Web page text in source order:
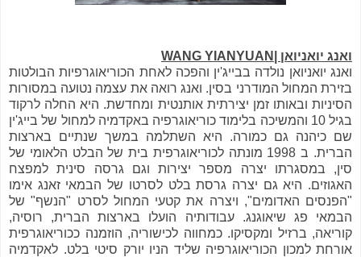
ואנג יואניואן |WANG YIANYUAN
ואנג יואניואן נולדה בבייג'ין והפכה לאחת הכוריאוגרפיות הבולטות
בזירת המחול המודרני בסין. ואנג רואה את עצמה נטועה במסורות
הסיניות ובאותו זמן יצירתית אותנטית ומחדשת. היא החלה לרקוד
בגיל 10 והמשיכה בלימוד כוריאוגרפיה באקדמיה למחול של בייג'ין
שם כיהנה גם כמורה. היא השתלמה במשך שנתיים בארצות
הברית. ב 1998 מונתה לכוריאוגרפית בית של הבלט הלאומי של
סין, במסגרתו יצרה מספר יצירות וגם גרסה סינית למפצח
האגוזים. היא גם יצרה גרסת בלט לסרטו של הבמאי זאנג אימו
"הפנסים האדומים", ויצרה את קטעי המחול לסרט "הנשף" של
הבמאי פג שיאוגנג. עבודותיה הועלו בארצות הברית, רוסיה,
קוריאה, ברזיל ומקסיקו. כמחווה לכישוריה, הוזמנה ככוריאוגרפית
אורחת למכון הכוריאוגרפיה שליד הניו יורק סיטי בלט. לאקדמיה